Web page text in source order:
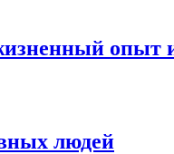
опыт
людей